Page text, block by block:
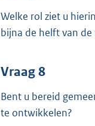
Welke rol ziet u
bijna de helft van de
Vraag 8
Bent u bereid
te ontwikkelen?